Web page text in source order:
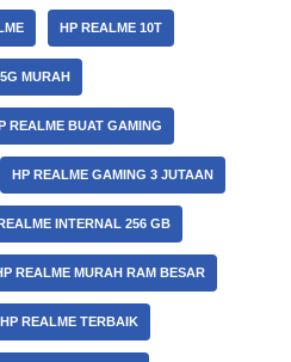
HP REALME 10T
MURAH
REALME BUAT GAMING
HP REALME GAMING 3 JUTAAN
INTERNAL 256 GB
REALME MURAH RAM BESAR
HP REALME TERBAIK